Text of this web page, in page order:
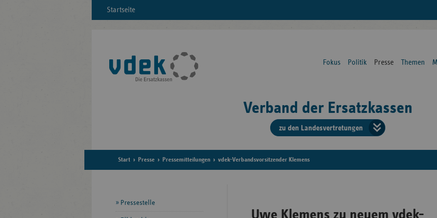
Startseite
Fokus Politik Presse Themen
Verband der Ersatzkassen
zu den Landesvertretungen
der
Start Presse Pressemitteilungen vdek-Verbandsvorsitzender Klemens
Uwe Klemens zu neuem vdek-
Seitennavigation
Pressestelle